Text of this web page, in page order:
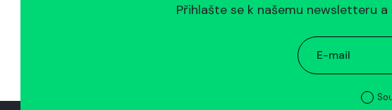
Přihlašte se k našemu newsletteru